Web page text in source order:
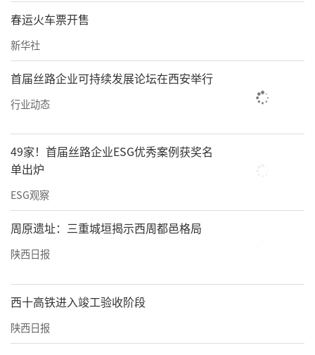
春运火车票开售
新华社
首届丝路企业可持续发展论坛在西安举行
行业动态
49家！首届丝路企业ESG优秀案例获奖名
单出炉
ESG观察
周原遗址：三重城垣揭示西周都邑格局
陕西日报
西十高铁进入竣工验收阶段
陕西日报